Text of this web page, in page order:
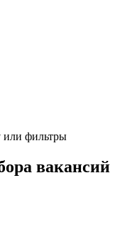
или фильтры
вакансий